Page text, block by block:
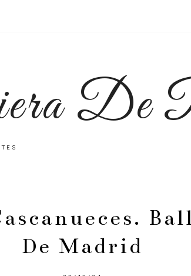
De
De Madrid